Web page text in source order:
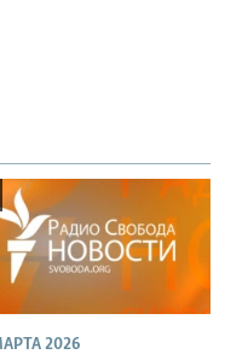
2026